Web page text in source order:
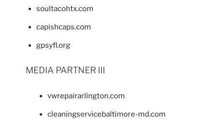
soultacohtx.com
capishcaps.com
gpsyfl.org
MEDIA PARTNER III
vwrepairarlington.com
cleaningservicebaltimore-md.com